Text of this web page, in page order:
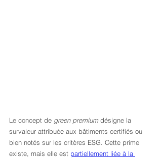
Le concept de green premium désigne la
survaleur attribuée aux bâtiments certifiés ou
bien notés sur les critères ESG. Cette prime
existe, mais elle est partiellement liée à la